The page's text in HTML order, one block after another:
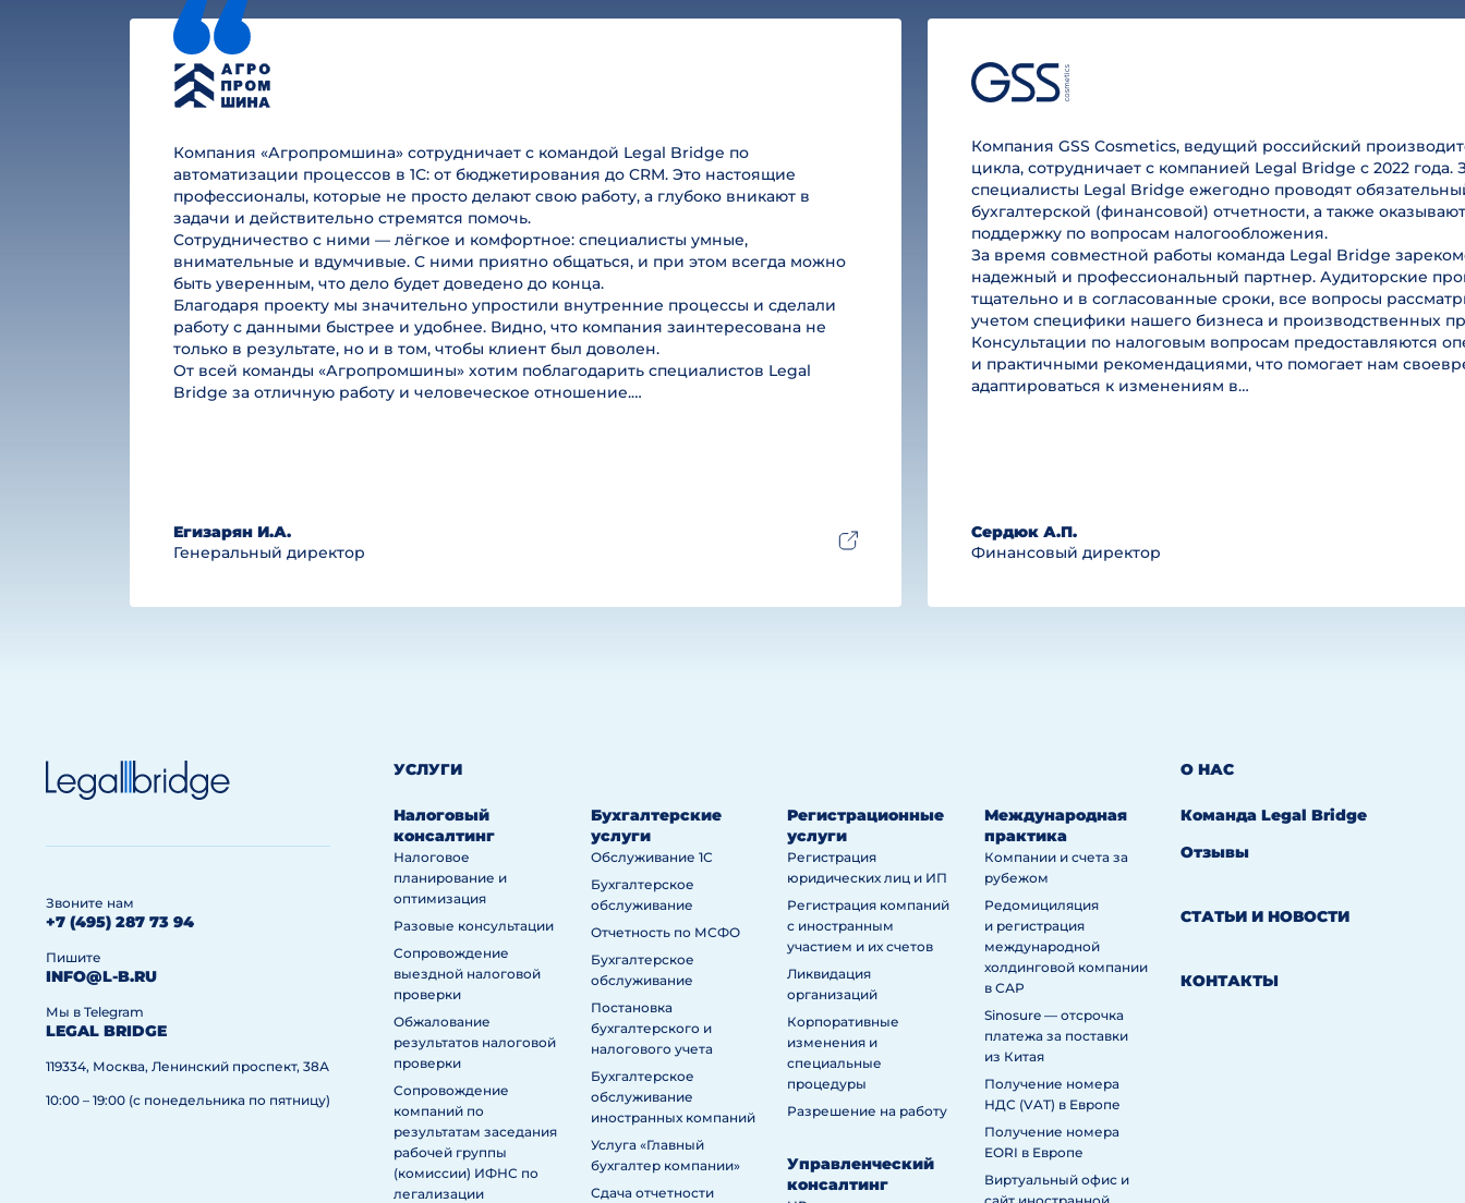
Компания «Агропромшина» сотрудничает с командой Legal Bridge по
автоматизации процессов в 1С: от бюджетирования до CRM. Это настоящие
профессионалы, которые не просто делают свою работу, а глубоко вникают в
задачи и действительно стремятся помочь.
Сотрудничество с ними — лёгкое и комфортное: специалисты умные,
внимательные и вдумчивые. С ними приятно общаться, и при этом всегда можно
быть уверенным, что дело будет доведено до конца.
Благодаря проекту мы значительно упростили внутренние процессы и сделали
работу с данными быстрее и удобнее. Видно, что компания заинтересована не
только в результате, но и в том, чтобы клиент был доволен.
От всей команды «Агропромшины» хотим поблагодарить специалистов Legal
Bridge за отличную работу и человеческое отношение.…
Егизарян И.А.
Генеральный директор
Компания GSS Cosmetics, ведущий российский
цикла, сотрудничает с компанией Legal Bridge с 2022 года.
специалисты Legal Bridge ежегодно проводят
бухгалтерской (финансовой) отчетности, а также
поддержку по вопросам налогообложения.
За время совместной работы команда Legal Bridge
надежный и профессиональный партнер. Аудиторские
тщательно и в согласованные сроки, все вопросы
учетом специфики нашего бизнеса и производственных
Консультации по налоговым вопросам предоставляются
и практичными рекомендациями, что помогает нам
адаптироваться к изменениям в…
Сердюк А.П.
Финансовый директор
Звоните нам
+7 (495) 287 73 94
Пишите
INFO@L-B.RU
Мы в Telegram
LEGAL BRIDGE
119334, Москва, Ленинский проспект, 38А
10:00 – 19:00 (с понедельника по пятницу)
УСЛУГИ
Налоговый
консалтинг
Налоговое
планирование и
оптимизация
Разовые консультации
Сопровождение
выездной налоговой
проверки
Обжалование
результатов налоговой
проверки
Сопровождение
компаний по
результатам заседания
рабочей группы
(комиссии) ИФНС по
легализации
Бухгалтерские
услуги
Обслуживание 1С
Бухгалтерское
обслуживание
Отчетность по МСФО
Бухгалтерское
обслуживание
Постановка
бухгалтерского и
налогового учета
Бухгалтерское
обслуживание
иностранных компаний
Услуга «Главный
бухгалтер компании»
Сдача отчетности
Регистрационные
услуги
Регистрация
юридических лиц и ИП
Регистрация компаний
с иностранным
участием и их счетов
Ликвидация
организаций
Корпоративные
изменения и
специальные
процедуры
Разрешение на работу
Управленческий
консалтинг
Международная
практика
Компании и счета за
рубежом
Редомициляция
и регистрация
международной
холдинговой компании
в САР
Sinosure — отсрочка
платежа за поставки
из Китая
Получение номера
НДС (VAT) в Европе
Получение номера
EORI в Европе
Виртуальный офис и
О НАС
Команда Legal Bridge
Отзывы
СТАТЬИ И НОВОСТИ
КОНТАКТЫ